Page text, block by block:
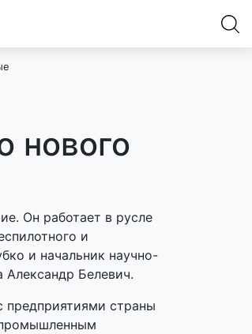
нового
Он работает в русле
и
и начальник научно-
Белевич.
предприятиями страны